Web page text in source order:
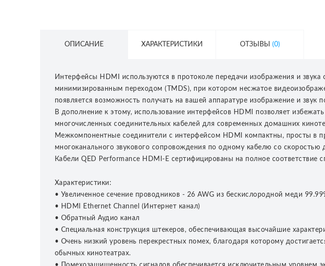
РАСПРОДАЖА
ОПИСАНИЕ ХАРАКТЕРИСТИКИ ОТЗЫВЫ (0)
Интерфейсы HDMI используются в протоколе передачи изображения и
минимизированным переходом (TMDS), при котором несжатое
появляется возможность получать на вашей аппаратуре изображение и
В дополнение к этому, использование интерфейсов HDMI позволяет
многочисленных соединительных кабелей для современных домашних
Межкомпонентные соединители с интерфейсом HDMI компактны, просты в
многоканального звукового сопровождения по одному кабелю со скоростью
Кабели QED Performance HDMI-E сертифицированы на полное соответствие
Характеристики:
• Увеличенное сечение проводников - 26 AWG из бескислородной меди
• HDMI Ethernet Channel (Интернет канал)
• Обратный Аудио канал
• Специальная конструкция штекеров, обеспечивающая высочайшие
• Очень низкий уровень перекрестных помех, благодаря которому
обычных кинотеатрах.